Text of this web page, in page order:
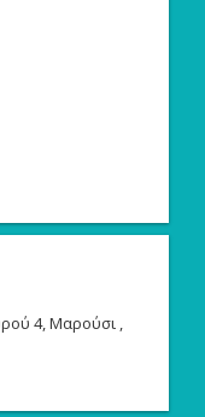
4, Μαρούσι ,